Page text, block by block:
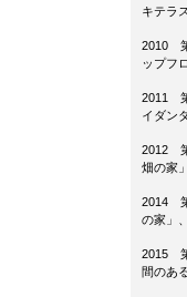
キテラ
2010
ップフ
2011
イダン
2012
畑の家」
2014
の家」
2015
間のあ